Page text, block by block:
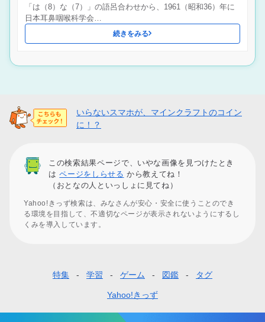
「は（8）な（7）」の語呂合わせから、1961（昭和36）年に
日本耳鼻咽喉科学会…
続きをみる
いらないスマホが、マインクラフトのコイン
に！？
この検索結果ページで、いやな画像を見つけたとき
はページをしらせる から教えてね！
（おとなの人といっしょに見てね）
Yahoo!きっず検索は、みなさんが安心・安全に使うことのでき
る環境を目指して、不適切なページが表示されないようにするし
くみを導入しています。
タ
特集 学習 ゲーム 図鑑 タグ
Yahoo!きっず